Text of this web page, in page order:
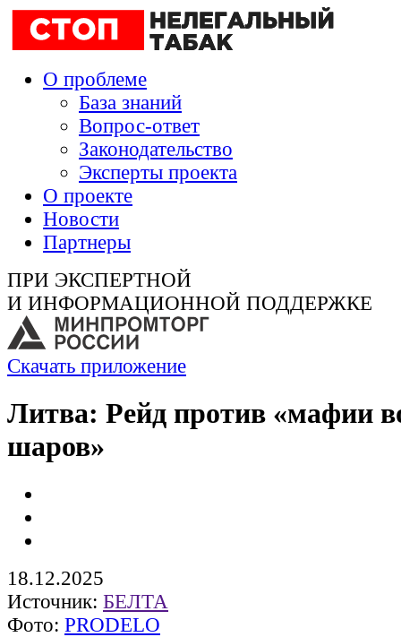
О проблеме
База знаний
Вопрос-ответ
Законодательство
Эксперты проекта
О проекте
Новости
Партнеры
ПРИ ЭКСПЕРТНОЙ
И ИНФОРМАЦИОННОЙ ПОДДЕРЖКЕ
Скачать приложение
Литва: Рейд против «мафии
шаров»
18.12.2025
Источник: БЕЛТА
Фото: PRODELO